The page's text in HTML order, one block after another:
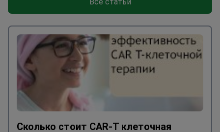
Сколько стоит CAR-T клеточная